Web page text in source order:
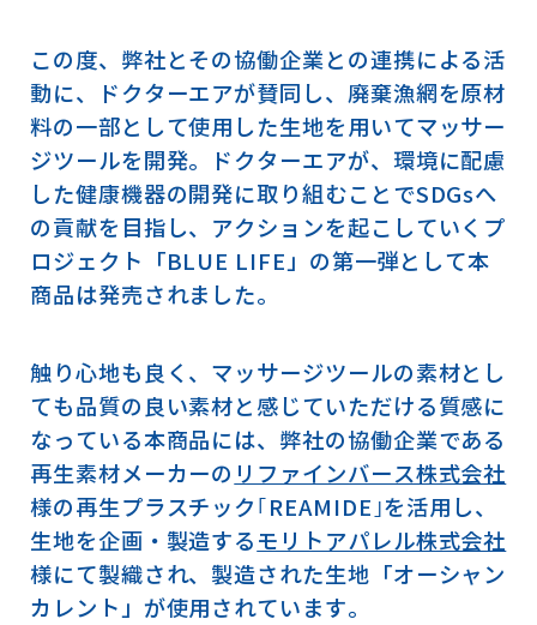
この度、弊社とその協働企業との連携による活
動に、ドクターエアが賛同し、廃棄漁網を原材
料の一部として使用した生地を用いてマッサー
ジツールを開発。ドクターエアが、環境に配慮
した健康機器の開発に取り組むことでSDGsへ
の貢献を目指し、アクションを起こしていくプ
ロジェクト「BLUE LIFE」の第一弾として本
商品は発売されました。
触り心地も良く、マッサージツールの素材とし
ても品質の良い素材と感じていただける質感に
なっている本商品には、弊社の協働企業である
再生素材メーカーの リファインバース株式会社
様の再生プラスチック｢REAMIDE｣を活用し、
生地を企画・製造するモリトアパレル株式会社
様にて製織され、製造された生地「オーシャン
カレント」が使用されています。